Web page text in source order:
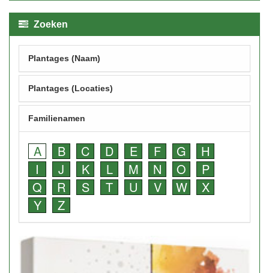
Zoeken
Plantages (Naam)
Plantages (Locaties)
Familienamen
A B C D E F G
H
I
J K L M N O
P
Q
R S T U V W
X
Y
Z